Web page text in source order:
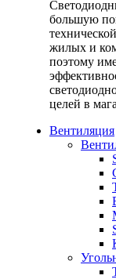
большую
жилых и
поэтому
целей в
Вентиляция